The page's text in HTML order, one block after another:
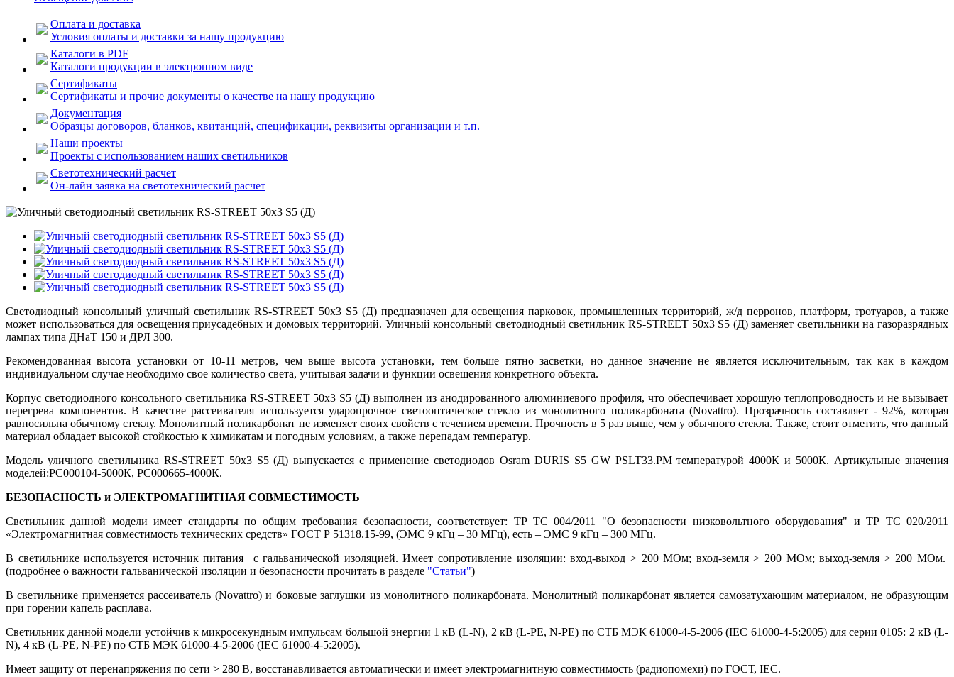
Оплата и доставка
Условия оплаты и доставки за нашу продукцию
Каталоги в PDF
Каталоги продукции в электронном виде
Сертификаты
Сертификаты и прочие документы о качестве на нашу продукцию
Документация
Образцы договоров, бланков, квитанций, спецификации, реквизиты организации и т.п.
Наши проекты
Проекты с использованием наших светильников
Светотехнический расчет
Он-лайн заявка на светотехнический расчет
Светодиодный консольный уличный светильник RS-STREET 50x3 S5 (Д) предназначен для освещения парковок, промышленных территорий, ж/д перронов, платформ, тротуаров, а также
может использоваться для освещения приусадебных и домовых территорий. Уличный консольный светодиодный светильник RS-STREET 50x3 S5 (Д) заменяет светильники на газоразрядных
лампах типа ДНаТ 150 и ДРЛ 300.
Рекомендованная высота установки от 10-11 метров, чем выше высота установки, тем больше пятно засветки, но данное значение не является исключительным, так как в каждом
индивидуальном случае необходимо свое количество света, учитывая задачи и функции освещения конкретного объекта.
Корпус светодиодного консольного светильника RS-STREET 50x3 S5 (Д) выполнен из анодированного алюминиевого профиля, что обеспечивает хорошую теплопроводность и не вызывает
перегрева компонентов. В качестве рассеивателя используется ударопрочное светооптическое стекло из монолитного поликарбоната (Novattro). Прозрачность составляет - 92%, которая
равносильна обычному стеклу. Монолитный поликарбонат не изменяет своих свойств с течением времени. Прочность в 5 раз выше, чем у обычного стекла. Также, стоит отметить, что данный
материал обладает высокой стойкостью к химикатам и погодным условиям, а также перепадам температур.
Модель уличного светильника RS-STREET 50x3 S5 (Д) выпускается с применение светодиодов Osram DURIS S5 GW PSLT33.PM температурой 4000К и 5000К. Артикульные значения
моделей:РС000104-5000К, РС000665-4000К.
БЕЗОПАСНОСТЬ и ЭЛЕКТРОМАГНИТНАЯ СОВМЕСТИМОСТЬ
Светильник данной модели имеет стандарты по общим требования безопасности, соответствует: ТР ТС 004/2011 "О безопасности низковольтного оборудования" и ТР ТС 020/2011
«Электромагнитная совместимость технических средств» ГОСТ Р 51318.15-99, (ЭМС 9 кГц – 30 МГц), есть – ЭМС 9 кГц – 300 МГц.
В светильнике используется источник питания с гальванической изоляцией. Имеет сопротивление изоляции: вход-выход > 200 МОм; вход-земля > 200 МОм; выход-земля > 200 МОм.
(подробнее о важности гальванической изоляции и безопасности прочитать в разделе "Статьи")
В светильнике применяется рассеиватель (Novattro) и боковые заглушки из монолитного поликарбоната. Монолитный поликарбонат является самозатухающим материалом, не образующим
при горении капель расплава.
Светильник данной модели устойчив к микросекундным импульсам большой энергии 1 кВ (L-N), 2 кВ (L-PE, N-PE) по СТБ МЭК 61000-4-5-2006 (IEC 61000-4-5:2005) для серии 0105: 2 кВ (L-
N), 4 кВ (L-PE, N-PE) по СТБ МЭК 61000-4-5-2006 (IEC 61000-4-5:2005).
Имеет защиту от перенапряжения по сети > 280 B, восстанавливается автоматически и имеет электромагнитную совместимость (радиопомехи) по ГОСТ, IEC.